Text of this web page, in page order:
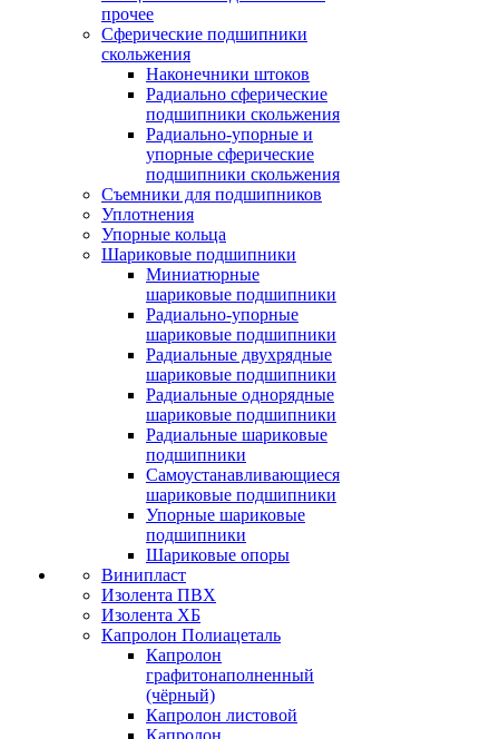
прочее
Сферические подшипники
скольжения
Наконечники штоков
Радиально сферические
подшипники скольжения
Радиально-упорные и
упорные сферические
подшипники скольжения
Съемники для подшипников
Уплотнения
Упорные кольца
Шариковые подшипники
Миниатюрные
шариковые подшипники
Радиально-упорные
шариковые подшипники
Радиальные двухрядные
шариковые подшипники
Радиальные однорядные
шариковые подшипники
Радиальные шариковые
подшипники
Самоустанавливающиеся
шариковые подшипники
Упорные шариковые
подшипники
Шариковые опоры
Винипласт
Изолента ПВХ
Изолента ХБ
Капролон Полиацеталь
Капролон
графитонаполненный
(чёрный)
Капролон листовой
Капролон